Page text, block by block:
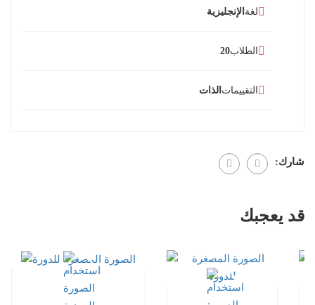
لغة الإنجليزية
الطلاب20
التقييمات الذات
شارك:
قد يعجبك